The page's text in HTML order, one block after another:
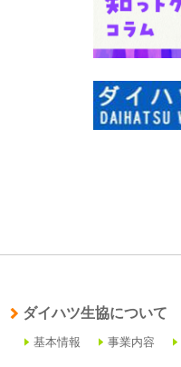
ダイハツ生協について
基本情報 事業内容